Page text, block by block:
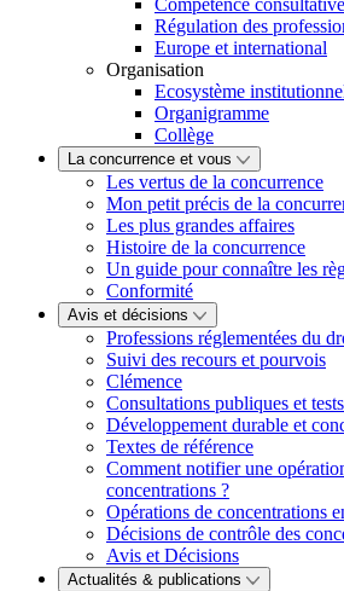
Compétence consultative
Régulation des
Europe et international
Organisation
Ecosystème
Organigramme
Collège
La concurrence et vous
Les vertus de la concurrence
Mon petit précis de la
Les plus grandes affaires
Histoire de la concurrence
Un guide pour connaître les
Conformité
Avis et décisions
Professions réglementées du
Suivi des recours et pourvois
Clémence
Consultations publiques et
Développement durable et
Textes de référence
Comment notifier une
concentrations ?
Opérations de concentrations
Décisions de contrôle des
Avis et Décisions
Actualités & publications